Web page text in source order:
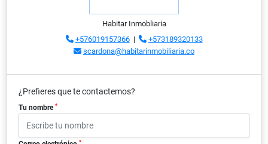
Habitar Inmobliaria
+576019157366|
+573189320133
scardona@habitarinmobiliaria.co
¿Prefieres que te contactemos?
Tu nombre *
*